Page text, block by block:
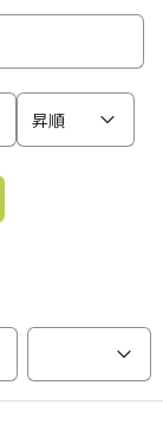
昇順